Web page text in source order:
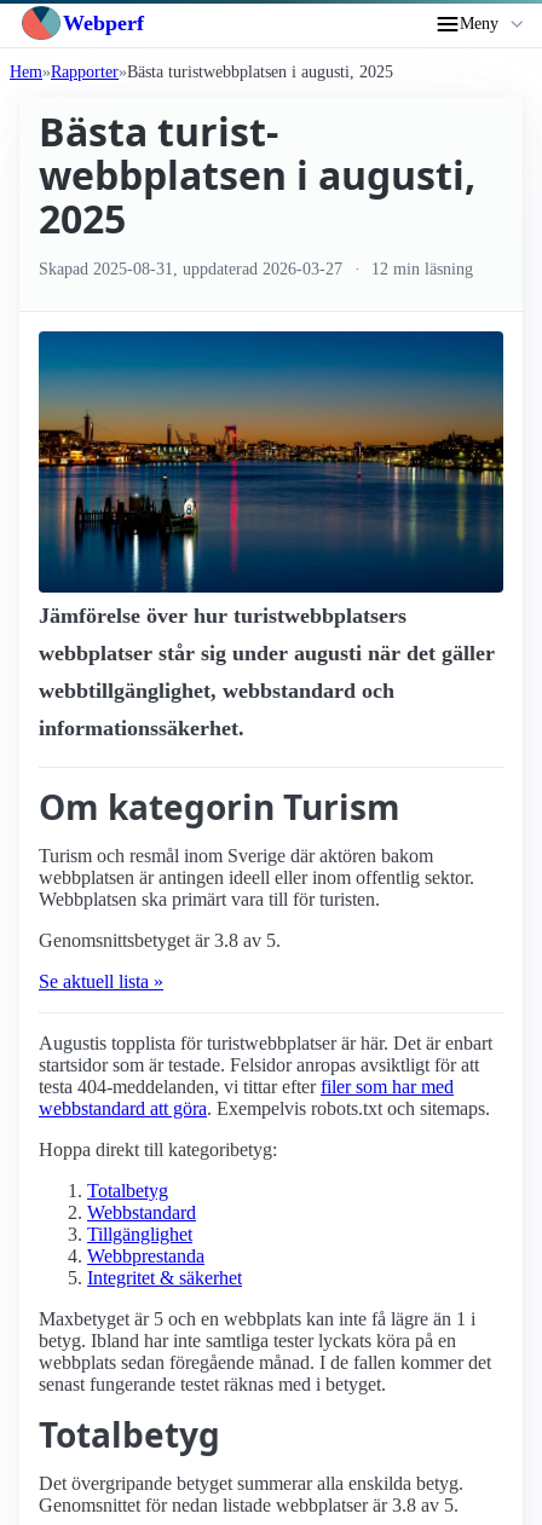
Webperf Meny
Hem Rapporter Bästa turist­webbplatsen i augusti, 2025
Bästa turist­
webbplatsen i augusti,
2025
Skapad 2025-08-31 , uppdaterad 2026-03-27 12 min läsning
Jämförelse över hur turist­webbplatsers
webbplatser står sig under augusti när det gäller
webbtillgänglighet, webbstandard och
informationssäkerhet.
Om kategorin Turism
Turism och resmål inom Sverige där aktören bakom
webbplatsen är antingen ideell eller inom offentlig sektor.
Webbplatsen ska primärt vara till för turisten.
Genomsnittsbetyget är 3.8 av 5.
Se aktuell lista »
Augustis topplista för turist­webbplatser är här. Det är enbart
startsidor som är testade. Felsidor anropas avsiktligt för att
testa 404-meddelanden, vi tittar efterfiler som har med
webbstandard att göra. Exempelvis robots.txt och sitemaps.
Hoppa direkt till kategoribetyg:
Totalbetyg
Webbstandard
Tillgänglighet
Webbprestanda
Integritet & säkerhet
Maxbetyget är 5 och en webbplats kan inte få lägre än 1 i
betyg. Ibland har inte samtliga tester lyckats köra på en
webbplats sedan föregående månad. I de fallen kommer det
senast fungerande testet räknas med i betyget.
Totalbetyg
Det övergripande betyget summerar alla enskilda betyg.
Genomsnittet för nedan listade webbplatser är 3.8 av 5.